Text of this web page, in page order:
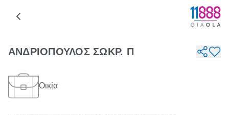
ΑΝΔΡΙΟΠΟΥΛΟΣ ΣΩΚΡ. Π
Οικία